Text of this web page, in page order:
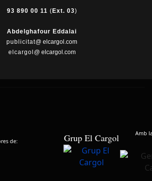
93 890 00 11 ( Ext. 03)
Abdelghafour Eddalai
publicitat@ elcargol.com
elcargol @ elcargol.com
de: Grup El Cargol Amb